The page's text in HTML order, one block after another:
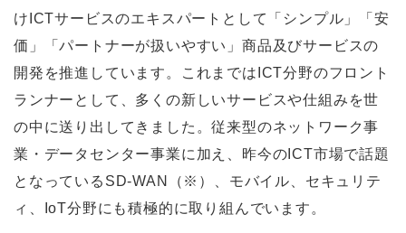
けICTサービスのエキスパートとして「シンプル」「安
価」「パートナーが扱いやすい」商品及びサービスの
開発を推進しています。これまではICT分野のフロント
ランナーとして、多くの新しいサービスや仕組みを世
の中に送り出してきました。従来型のネットワーク事
業・データセンター事業に加え、昨今のICT市場で話題
となっているSD-WAN（※）、モバイル、セキュリテ
ィ、IoT分野にも積極的に取り組んでいます。